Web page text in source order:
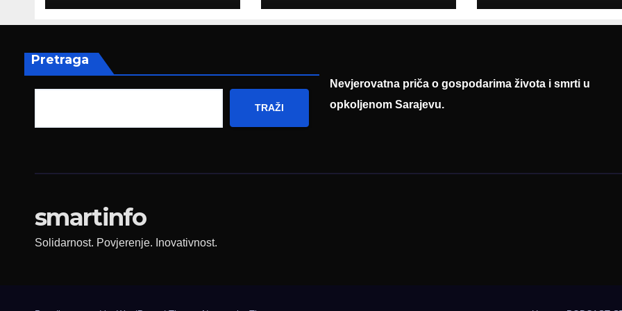
pripada svim
građanima
ambasadoru
Njemačke
poruku
Pretraga
TRAŽI
Nevjerovatna priča o gospodarima života i smrti u
opkoljenom Sarajevu.
smartinfo
Solidarnost. Povjerenje. Inovativnost.